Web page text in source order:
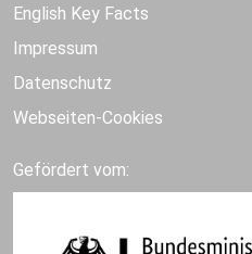
English Key Facts
Impressum
Datenschutz
Webseiten-Cookies
Gefördert vom: